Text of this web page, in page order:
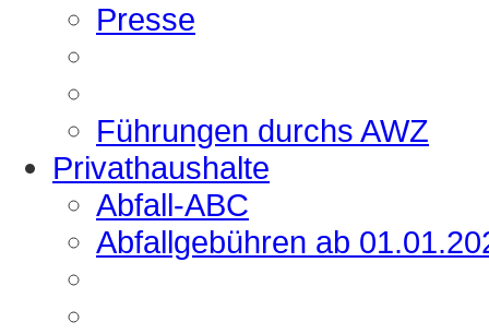
Presse
Führungen durchs AWZ
Privathaushalte
Abfall-ABC
Abfallgebühren ab